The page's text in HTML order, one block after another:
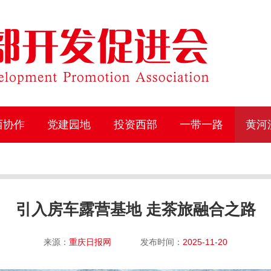
协作 党建园地 投资西部 一带一路 黄河
引入房车露营基地 走茶旅融合之路
来源： 重庆日报网 发布时间： 2025-11-20